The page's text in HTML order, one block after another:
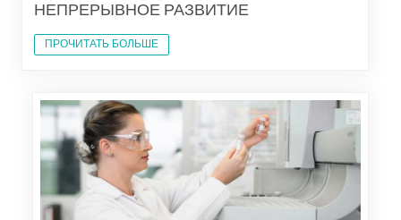
НЕПРЕРЫВНОЕ РАЗВИТИЕ
ПРОЧИТАТЬ БОЛЬШЕ